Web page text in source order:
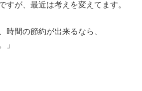
すが、最近は考えを変えてます。
時間の節約が出来るなら、
」